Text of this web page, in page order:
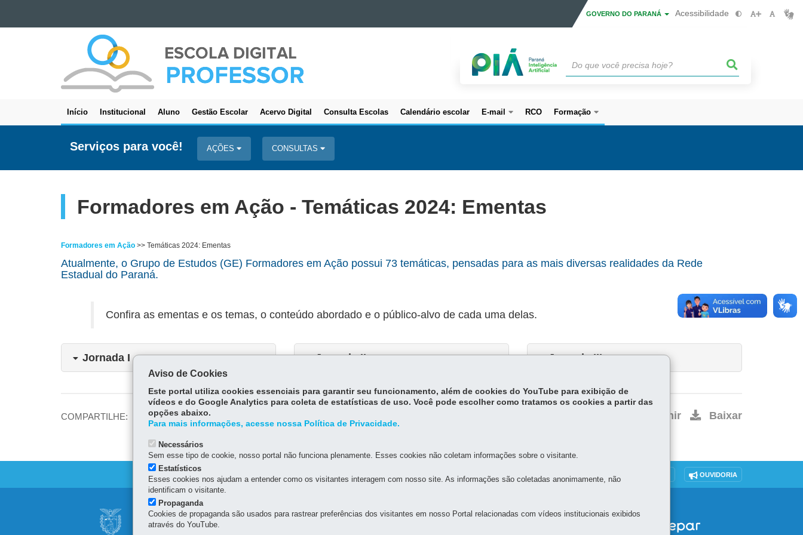
Ir para a navegação
GOVERNO DO PARANÁ Acessibilidade
ESCOLA
DIGITAL
PROFESSORES
Navegação
principal
Início Institucional Aluno Gestão Escolar Acervo Digital Consulta Escolas Calendário escolar E-mail RCO Formação
Serviços para você! AÇÕES CONSULTAS
Formadores em Ação - Temáticas 2024: Ementas
Formadores em Ação >> Temáticas 2024: Ementas
Atualmente, o Grupo de Estudos (GE) Formadores em Ação possui 73 temáticas, pensadas para as mais diversas realidades da Rede
Estadual do Paraná.
Confira as ementas e os temas, o conteúdo abordado e o público-alvo de cada uma delas.
Jornada I Jornada II Jornada III
COMPARTILHE:
Fa
bo
ok
itt
er
Imprimir Baixar
DENUNCIE CORRUPÇÃO OUVIDORIA
Navegação
principal
SECRETARIA DE ESTADO DA EDUCAÇÃO
Aviso de Cookies
Este portal utiliza cookies essenciais para garantir seu funcionamento, além de cookies do YouTube para exibição de
vídeos e do Google Analytics para coleta de estatísticas de uso. Você pode escolher como tratamos os cookies a partir das
opções abaixo.
Para mais informações, acesse nossa Política de Privacidade.
Necessários
Sem esse tipo de cookie, nosso portal não funciona plenamente. Esses cookies não coletam informações sobre o visitante.
Estatísticos
Esses cookies nos ajudam a entender como os visitantes interagem com nosso site. As informações são coletadas anonimamente, não
identificam o visitante.
Propaganda
Cookies de propaganda são usados para rastrear preferências dos visitantes em nosso Portal relacionadas com vídeos institucionais exibidos
através do YouTube.